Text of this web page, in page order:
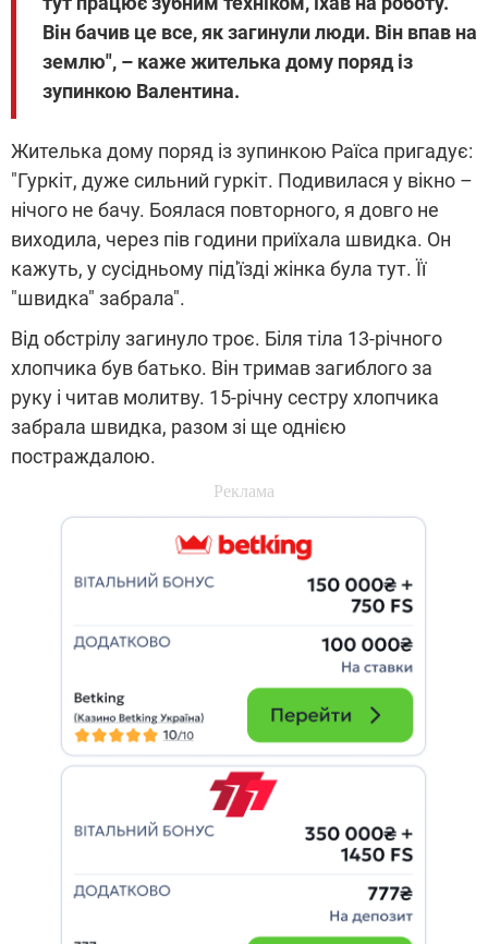
Він бачив це все, як загинули люди. Він впав на
землю", – каже жителька дому поряд із
зупинкою Валентина.
Жителька дому поряд із зупинкою Раїса пригадує:
"Гуркіт, дуже сильний гуркіт. Подивилася у вікно –
нічого не бачу. Боялася повторного, я довго не
виходила, через пів години приїхала швидка. Он
кажуть, у сусідньому під'їзді жінка була тут. Її
"швидка" забрала".
Від обстрілу загинуло троє. Біля тіла 13-річного
хлопчика був батько. Він тримав загиблого за
руку і читав молитву. 15-річну сестру хлопчика
забрала швидка, разом зі ще однією
постраждалою.